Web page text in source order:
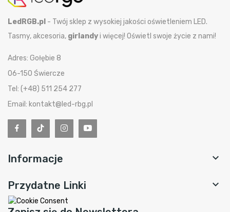
LedRGB.pl - Twój sklep z wysokiej jakości oświetleniem LED.
Tasmy, akcesoria, girlandyi więcej! Oświetl swoje życie z nami!
Adres: Gołębie 8
06-150 Świercze
Tel: (+48) 511 254 277
Email: kontakt@led-rbg.pl
Informacje 
Przydatne Linki 